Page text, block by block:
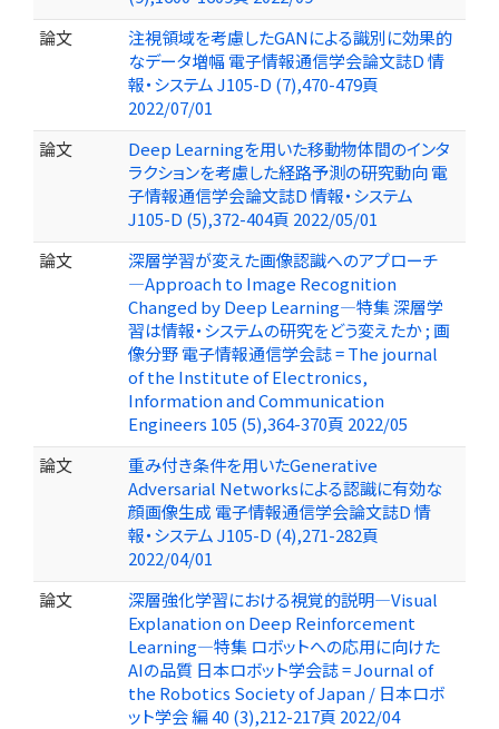
論文
注視領域を考慮したGANによる識別に効果的
なデータ増幅 電子情報通信学会論文誌D 情
報・システム J105-D (7),470-479頁
2022/07/01
論文
Deep Learningを用いた移動物体間のインタ
ラクションを考慮した経路予測の研究動向 電
子情報通信学会論文誌D 情報・システム
J105-D (5),372-404頁 2022/05/01
論文
深層学習が変えた画像認識へのアプローチ
—Approach to Image Recognition
Changed by Deep Learning—特集 深層学
習は情報・システムの研究をどう変えたか ; 画
像分野 電子情報通信学会誌 = The journal
of the Institute of Electronics,
Information and Communication
Engineers 105 (5),364-370頁 2022/05
論文
重み付き条件を用いたGenerative
Adversarial Networksによる認識に有効な
顔画像生成 電子情報通信学会論文誌D 情
報・システム J105-D (4),271-282頁
2022/04/01
論文
深層強化学習における視覚的説明—Visual
Explanation on Deep Reinforcement
Learning—特集 ロボットへの応用に向けた
AIの品質 日本ロボット学会誌 = Journal of
the Robotics Society of Japan / 日本ロボ
ット学会 編 40 (3),212-217頁 2022/04